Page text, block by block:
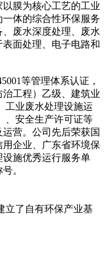
膜为核心工艺的工业
体的综合性环保服务
废水深度处理、废水
面处理、电子电路和
等管理体系认证，
工程）乙级、建筑业
工业废水处理设施运
、安全生产许可证等
营。公司先后荣获国
企业、广东省环境保
施优秀运行服务单
。
立了自有环保产业基